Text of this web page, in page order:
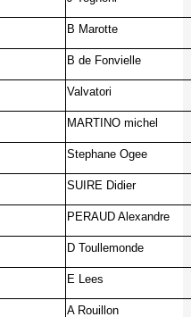
B Marotte
B de Fonvielle
Valvatori
MARTINO michel
Stephane Ogee
SUIRE Didier
PERAUD Alexandre
D Toullemonde
E Lees
A Rouillon